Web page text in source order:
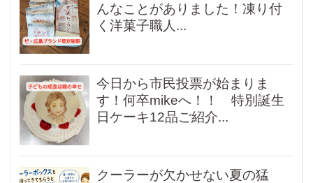
んなことがありました！凍り付
く洋菓子職人...
今日から市民投票が始まりま
す！何卒mikeへ！！ 特別誕生
日ケーキ12品ご紹介...
クーラーが欠かせない夏の猛